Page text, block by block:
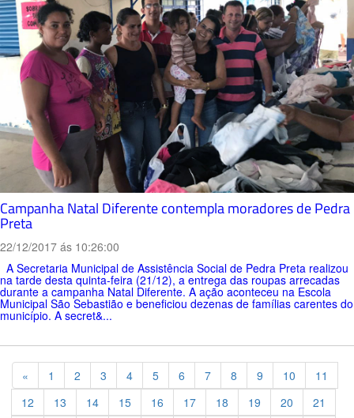
Campanha Natal Diferente contempla moradores de Pedra
Preta
22/12/2017 ás 10:26:00
A Secretaria Municipal de Assistência Social de Pedra Preta realizou
na tarde desta quinta-feira (21/12), a entrega das roupas arrecadas
durante a campanha Natal Diferente. A ação aconteceu na Escola
Municipal São Sebastião e beneficiou dezenas de famílias carentes do
município. A secret&...
« Previous
1 2 3 4 5 6 7 8 9 10
11
12
13 14 15 16 17 18 19 20
21